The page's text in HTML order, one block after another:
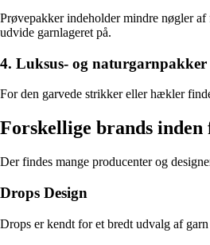
Prøvepakker indeholder mindre nøgler
udvide garnlageret på.
4. Luksus- og naturgarnpakker
For den garvede strikker eller hækler
Forskellige brands
Der findes mange producenter og
Drops Design
Drops er kendt for et bredt udvalg af